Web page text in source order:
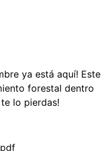
ya está aquí! Este
forestal dentro
lo pierdas!